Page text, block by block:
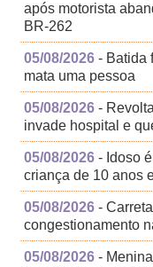
após motorista
BR-262
05/08/2026 - Batida
mata uma pessoa
05/08/2026 -
invade hospital e
05/08/2026 - Idoso
criança de 10 anos
05/08/2026 -
congestionamento
05/08/2026 -